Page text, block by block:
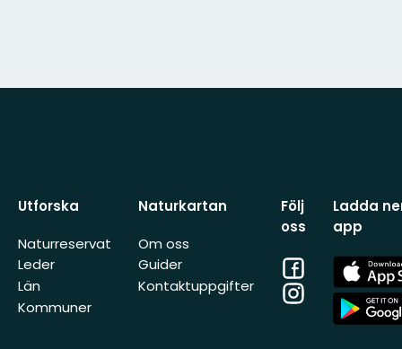
Utforska
Naturreservat
Leder
Län
Kommuner
Naturkartan
Om oss
Guider
Kontaktuppgifter
Följ
oss
Facebook
Instagram
Ladda
app
App
Store
App
Store